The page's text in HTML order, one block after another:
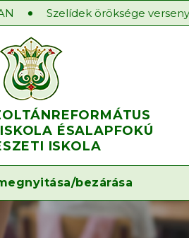
Szelídek öröksége
REFORMÁTUS
ÉSALAPFOKÚ
ISKOLA
bezárása